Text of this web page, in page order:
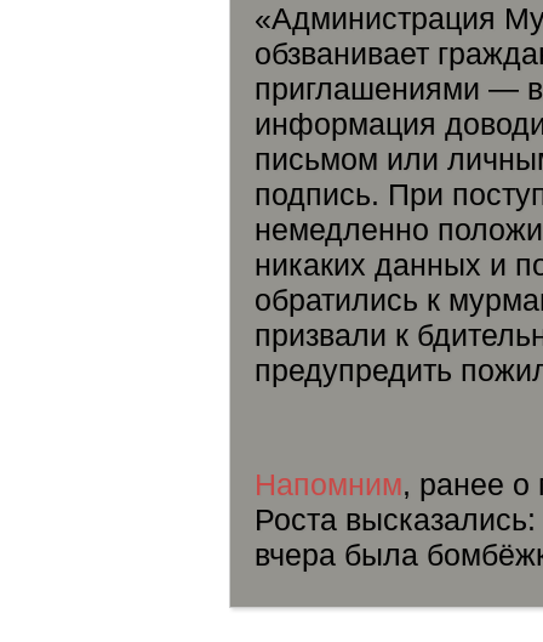
«Администрация
обзванивает
приглашениями —
информация
письмом или
подпись. При
немедленно
никаких данных и
обратились к
призвали к
предупредить
Напомним, ранее о
Роста
вчера была